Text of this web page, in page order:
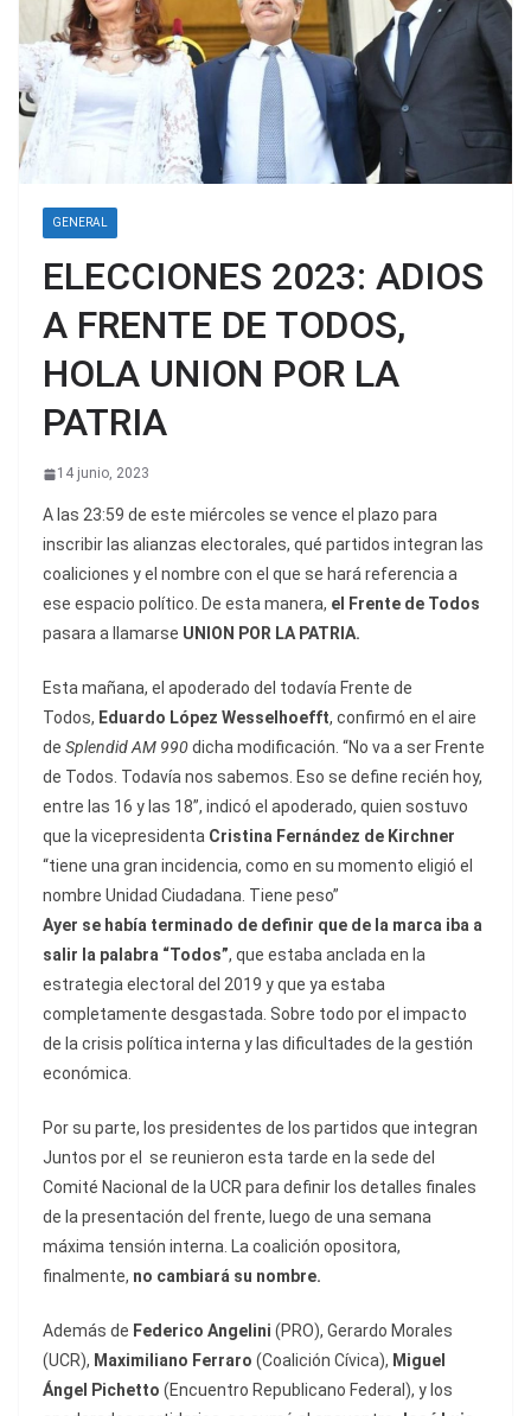
GENERAL
ELECCIONES 2023: ADIOS
A FRENTE DE TODOS,
HOLA UNION POR LA
PATRIA
14 junio, 2023
A las 23:59 de este miércoles se vence el plazo para
inscribir las alianzas electorales, qué partidos integran las
coaliciones y el nombre con el que se hará referencia a
ese espacio político. De esta manera, el Frente de Todos
pasara a llamarse UNION POR LA PATRIA.
Esta mañana, el apoderado del todavía Frente de
Todos, Eduardo López Wesselhoefft, confirmó en el aire
de Splendid AM 990dicha modificación. “No va a ser Frente
de Todos. Todavía nos sabemos. Eso se define recién hoy,
entre las 16 y las 18”, indicó el apoderado, quien sostuvo
que la vicepresidenta Cristina Fernández de Kirchner
“tiene una gran incidencia, como en su momento eligió el
nombre Unidad Ciudadana. Tiene peso”
Ayer se había terminado de definir que de la marca iba a
salir la palabra “Todos”, que estaba anclada en la
estrategia electoral del 2019 y que ya estaba
completamente desgastada. Sobre todo por el impacto
de la crisis política interna y las dificultades de la gestión
económica.
Por su parte, los presidentes de los partidos que integran
Juntos por el
se reunieron esta tarde en la sede del
Comité Nacional de la UCR para definir los detalles finales
de la presentación del frente, luego de una semana
máxima tensión interna. La coalición opositora,
finalmente, no cambiará su nombre.
Además de Federico Angelini (PRO), Gerardo Morales
(UCR), Maximiliano Ferraro (Coalición Cívica), Miguel
Ángel Pichetto (Encuentro Republicano Federal), y los